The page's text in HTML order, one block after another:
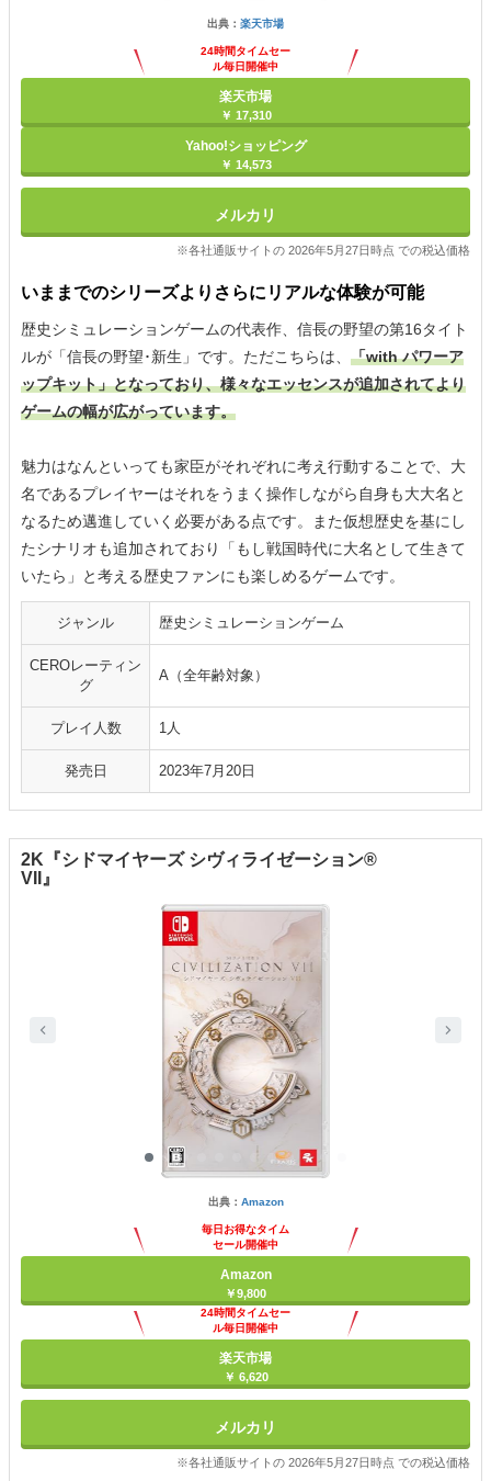
出典： 楽天市場
24時間タイムセー
ル毎日開催中
楽天市場
￥ 17,310
Yahoo!ショッピング
￥ 14,573
メルカリ
※各社通販サイトの 2026年5月27日時点 での税込価格
いままでのシリーズよりさらにリアルな体験が可能
歴史シミュレーションゲームの代表作、信長の野望の第16タイト
ルが「信長の野望･新生」です。ただこちらは、 「with パワーア
ップキット」となっており、様々なエッセンスが追加されてより
ゲームの幅が広がっています。
魅力はなんといっても家臣がそれぞれに考え行動することで、大
名であるプレイヤーはそれをうまく操作しながら自身も大大名と
なるため邁進していく必要がある点です。また仮想歴史を基にし
たシナリオも追加されており「もし戦国時代に大名として生きて
いたら」と考える歴史ファンにも楽しめるゲームです。
ジャンル 歴史シミュレーションゲーム
CEROレーティン
グ
A（全年齢対象）
プレイ人数 1人
発売日 2023年7月20日
2K『シドマイヤーズ シヴィライゼーション®
VII』
出典： Amazon
毎日お得なタイム
セール開催中
Amazon
￥9,800
24時間タイムセー
ル毎日開催中
楽天市場
￥ 6,620
メルカリ
※各社通販サイトの 2026年5月27日時点 での税込価格